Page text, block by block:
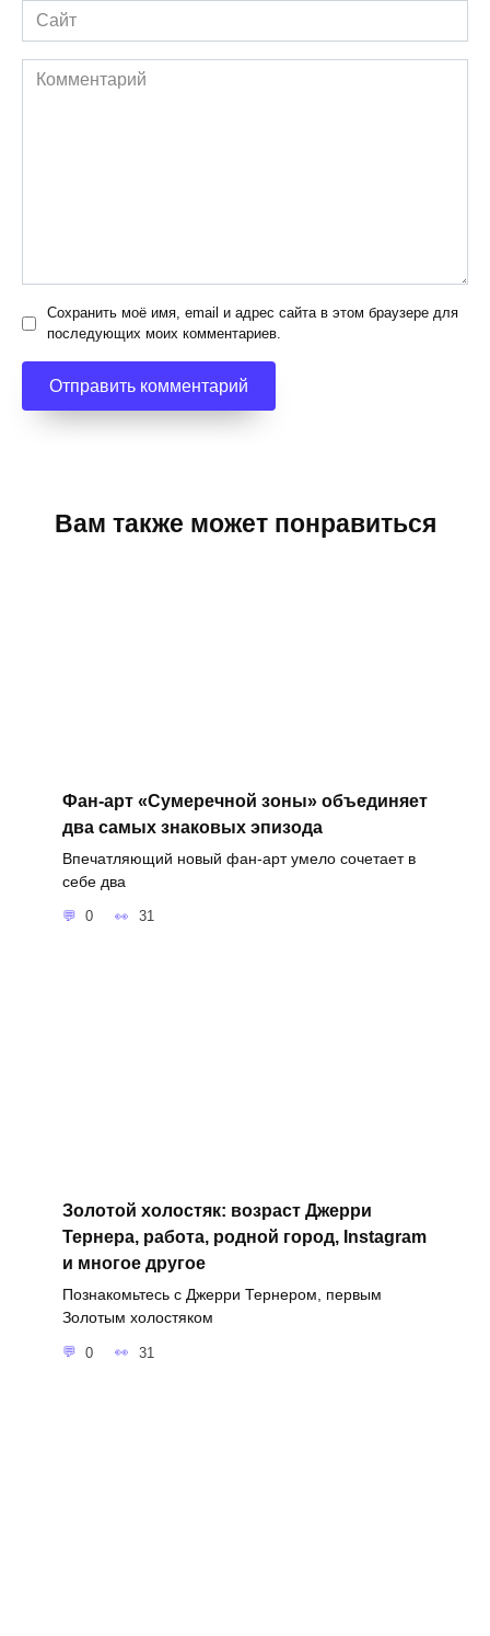
Сайт
Комментарий
Сохранить моё имя, email и адрес сайта в этом браузере для
последующих моих комментариев.
Вам также может понравиться
Фан-арт «Сумеречной зоны» объединяет
два самых знаковых эпизода
Впечатляющий новый фан-арт умело сочетает в
себе два
0 31
Золотой холостяк: возраст Джерри
Тернера, работа, родной город, Instagram
и многое другое
Познакомьтесь с Джерри Тернером, первым
Золотым холостяком
0 31